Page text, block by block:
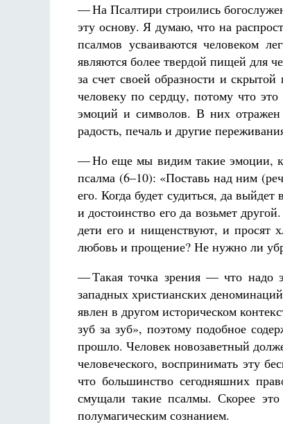
— На Псалтири строились
эту основу. Я думаю, что на
псалмов усваиваются человеком
являются более твердой пищей для
за счет своей образности и
человеку по сердцу, потому что это
эмоций и символов. В них отражен
радость, печаль и другие
— Но еще мы видим такие эмоции,
псалма (6–10): «Поставь над ним
его. Когда будет судиться, да
и достоинство его да возьмет
дети его и нищенствуют, и просят
любовь и прощение? Не нужно ли
— Такая точка зрения — что надо
западных христианских
явлен в другом историческом
зуб за зуб», поэтому подобное
прошло. Человек новозаветный
человеческого, воспринимать эту
что большинство сегодняшних
смущали такие псалмы. Скорее
полумагическим сознанием.